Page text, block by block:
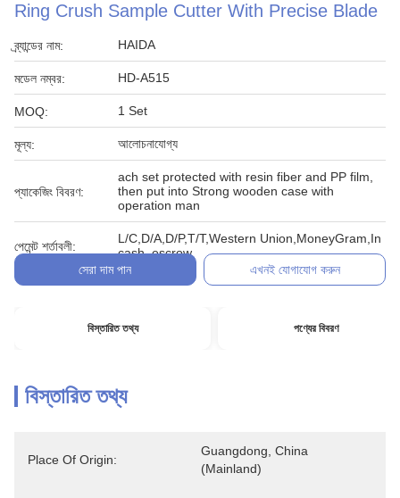
Ring Crush Sample Cutter With Precise Blade
ব্র্যান্ডের নাম: HAIDA
মডেল নম্বর: HD-A515
MOQ: 1 Set
মূল্য: আলোচনাযোগ্য
প্যাকেজিং বিবরণ:
ach set protected with resin fiber and PP film,
then put into Strong wooden case with
operation man
পেমেন্ট শর্তাবলী:
L/C,D/A,D/P,T/T,Western Union,MoneyGram,In
cash, escrow
সেরা দাম পান
এখনই যোগাযোগ করুন
বিস্তারিত তথ্য পণ্যের বিবরণ
বিস্তারিত তথ্য
Place Of Origin:
Guangdong, China
(Mainland)